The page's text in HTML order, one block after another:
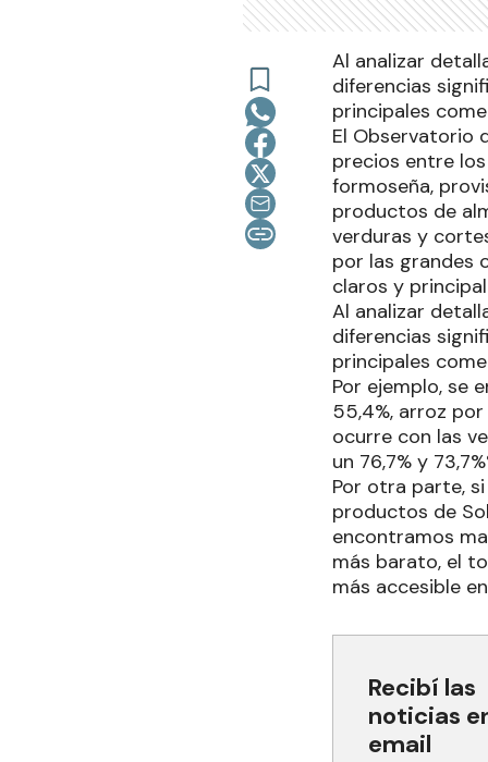
Al analizar
diferencias
principales
El Observatorio
precios entre
formoseña,
productos de
verduras y
por las grandes
claros y
Al analizar
diferencias
principales
Por ejemplo, se
55,4%, arroz
ocurre con las
un 76,7% y
Por otra parte,
productos de
encontramos
más barato, el
más accesible
Recibí las
noticias
email